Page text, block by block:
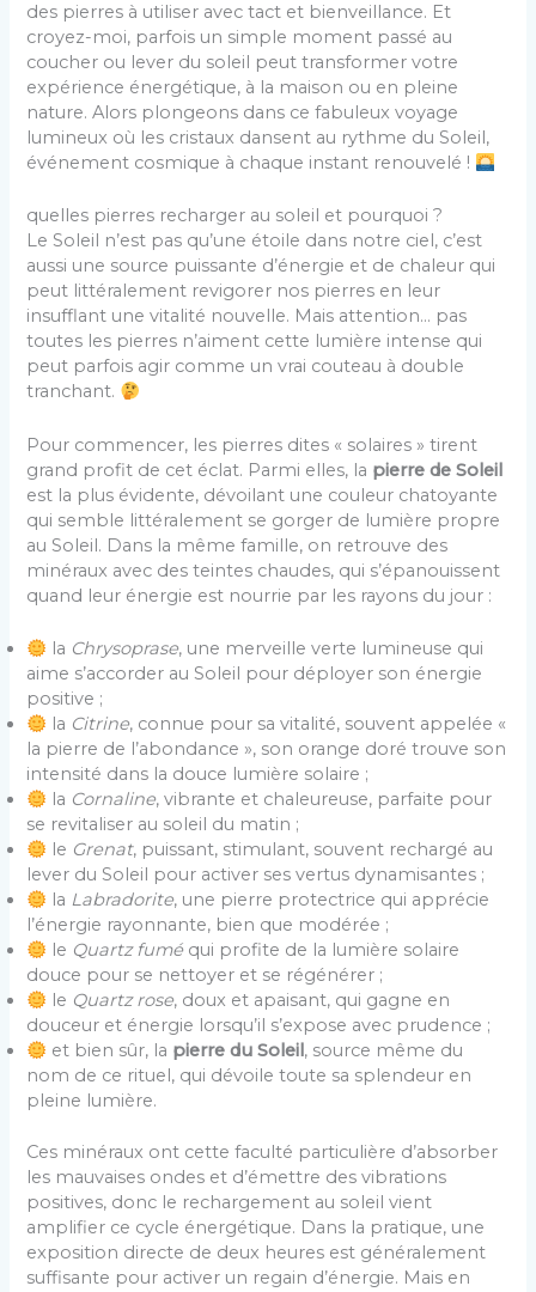
des pierres à utiliser avec tact et bienveillance. Et
croyez-moi, parfois un simple moment passé au
coucher ou lever du soleil peut transformer votre
expérience énergétique, à la maison ou en pleine
nature. Alors plongeons dans ce fabuleux voyage
lumineux où les cristaux dansent au rythme du Soleil,
événement cosmique à chaque instant renouvelé !
quelles pierres recharger au soleil et pourquoi ?
Le Soleil n’est pas qu’une étoile dans notre ciel, c’est
aussi une source puissante d’énergie et de chaleur qui
peut littéralement revigorer nos pierres en leur
insufflant une vitalité nouvelle. Mais attention… pas
toutes les pierres n’aiment cette lumière intense qui
peut parfois agir comme un vrai couteau à double
tranchant.
Pour commencer, les pierres dites « solaires » tirent
grand profit de cet éclat. Parmi elles, la pierre de Soleil
est la plus évidente, dévoilant une couleur chatoyante
qui semble littéralement se gorger de lumière propre
au Soleil. Dans la même famille, on retrouve des
minéraux avec des teintes chaudes, qui s’épanouissent
quand leur énergie est nourrie par les rayons du jour :
la Chrysoprase, une merveille verte lumineuse qui
aime s’accorder au Soleil pour déployer son énergie
positive ;
la Citrine, connue pour sa vitalité, souvent appelée «
la pierre de l’abondance », son orange doré trouve son
intensité dans la douce lumière solaire ;
la Cornaline, vibrante et chaleureuse, parfaite pour
se revitaliser au soleil du matin ;
le Grenat, puissant, stimulant, souvent rechargé au
lever du Soleil pour activer ses vertus dynamisantes ;
la Labradorite, une pierre protectrice qui apprécie
l’énergie rayonnante, bien que modérée ;
le Quartz fuméqui profite de la lumière solaire
douce pour se nettoyer et se régénérer ;
le Quartz rose, doux et apaisant, qui gagne en
douceur et énergie lorsqu’il s’expose avec prudence ;
et bien sûr, la pierre du Soleil, source même du
nom de ce rituel, qui dévoile toute sa splendeur en
pleine lumière.
Ces minéraux ont cette faculté particulière d’absorber
les mauvaises ondes et d’émettre des vibrations
positives, donc le rechargement au soleil vient
amplifier ce cycle énergétique. Dans la pratique, une
exposition directe de deux heures est généralement
suffisante pour activer un regain d’énergie. Mais en